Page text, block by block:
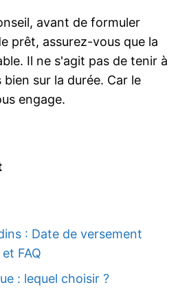
avant de formuler
prêt, assurez-vous que la
Il ne s'agit pas de tenir à
sur la durée. Car le
engage.
: Date de versement
FAQ
: lequel choisir ?